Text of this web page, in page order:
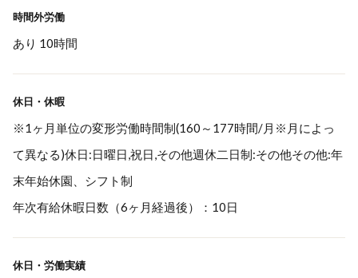
時間外労働
あり 10時間
休日・休暇
※1ヶ月単位の変形労働時間制(160～177時間/月※月によっ
て異なる)休日:日曜日,祝日,その他週休二日制:その他その他:年
末年始休園、シフト制
年次有給休暇日数（6ヶ月経過後）：10日
休日・労働実績